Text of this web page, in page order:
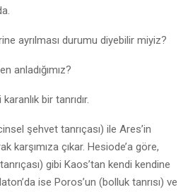
ayrılması durumu diyebilir miyiz?
anladığımız?
bir tanrıdır.
şehvet tanrıçası) ile Ares’in
karşımıza çıkar. Hesiode’a göre,
gibi Kaos’tan kendi kendine
ise Poros’un (bolluk tanrısı) ve